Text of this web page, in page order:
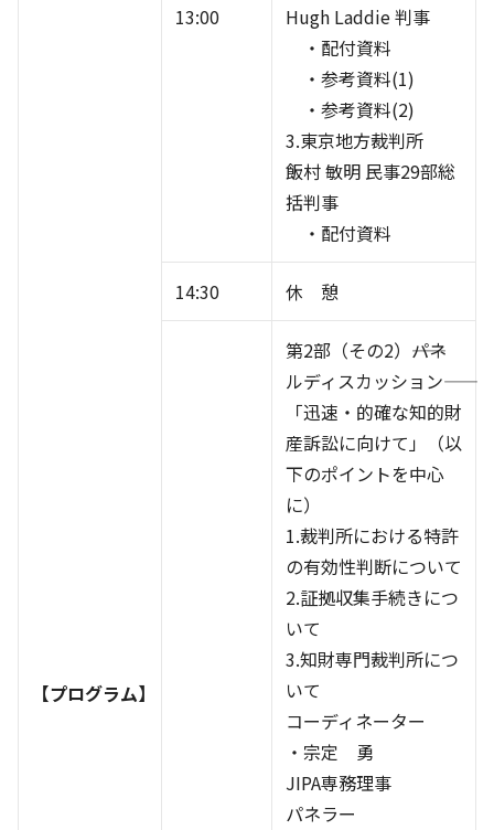
【プログラム】
13:00
Hugh Laddie 判事
・配付資料
・参考資料(1)
・参考資料(2)
3.東京地方裁判所
飯村 敏明 民事29部総
括判事
・配付資料
14:30 休 憩
第2部（その2）――パネ
ルディスカッション――
「迅速・的確な知的財
産訴訟に向けて」（以
下のポイントを中心
に）
1.裁判所における特許
の有効性判断について
2.証拠収集手続きにつ
いて
3.知財専門裁判所につ
いて
コーディネーター
・宗定 勇
JIPA専務理事
パネラー